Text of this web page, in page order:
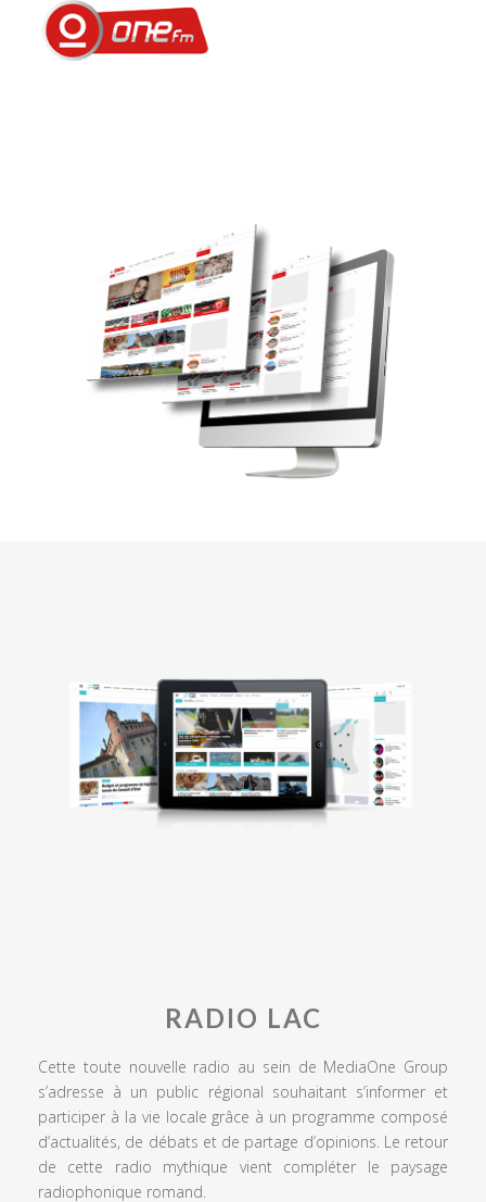
RADIO LAC
Cette toute nouvelle radio au sein de MediaOne Group
s’adresse à un public régional souhaitant s’informer et
participer à la vie locale grâce à un programme composé
d’actualités, de débats et de partage d’opinions. Le retour
de cette radio mythique vient compléter le paysage
radiophonique romand.